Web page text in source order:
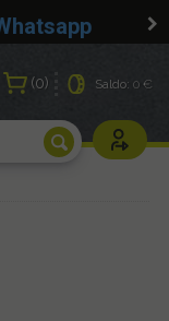
0 Saldo:0 €
Usuarios